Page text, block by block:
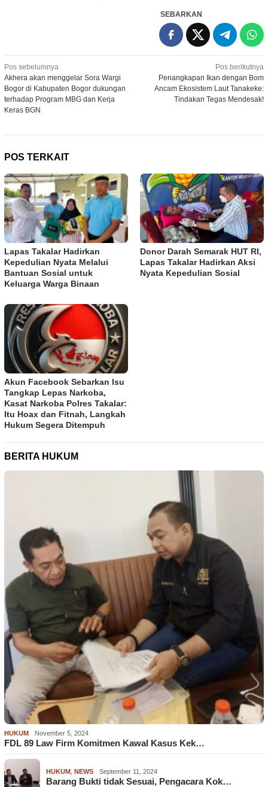
SEBARKAN
Navigasi
pos
Pos sebelumnya
Akhera akan menggelar Sora Wargi
Bogor di Kabupaten Bogor dukungan
terhadap Program MBG dan Kerja
Keras BGN
Pos berikutnya
Penangkapan Ikan dengan Bom
Ancam Ekosistem Laut Tanakeke:
Tindakan Tegas Mendesak!
POS TERKAIT
Lapas Takalar Hadirkan
Kepedulian Nyata Melalui
Bantuan Sosial untuk
Keluarga Warga Binaan
Donor Darah Semarak HUT RI,
Lapas Takalar Hadirkan Aksi
Nyata Kepedulian Sosial
Akun Facebook Sebarkan Isu
Tangkap Lepas Narkoba,
Kasat Narkoba Polres Takalar:
Itu Hoax dan Fitnah, Langkah
Hukum Segera Ditempuh
BERITA HUKUM
HUKUM November 5, 2024
FDL 89 Law Firm Komitmen Kawal Kasus Kek…
HUKUM NEWS September 11, 2024
Barang Bukti tidak Sesuai, Pengacara Kok…